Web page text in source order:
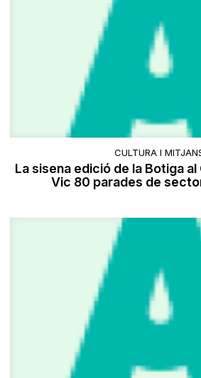
CULTURA I
La sisena edició de la Botiga
Vic 80 parades de